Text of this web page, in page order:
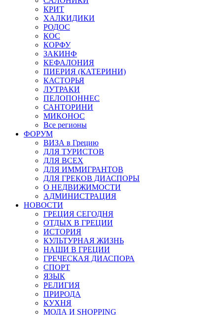
КРИТ
ХАЛКИДИКИ
РОДОС
КОС
КОРФУ
ЗАКИНФ
КЕФАЛОНИЯ
ПИЕРИЯ (КАТЕРИНИ)
КАСТОРЬЯ
ЛУТРАКИ
ПЕЛОПОННЕС
САНТОРИНИ
МИКОНОС
Все регионы
ФОРУМ
ВИЗА в Грецию
ДЛЯ ТУРИСТОВ
ДЛЯ ВСЕХ
ДЛЯ ИММИГРАНТОВ
ДЛЯ ГРЕКОВ ДИАСПОРЫ
О НЕДВИЖИМОСТИ
АДМИНИСТРАЦИЯ
НОВОСТИ
ГРЕЦИЯ СЕГОДНЯ
ОТДЫХ В ГРЕЦИИ
ИСТОРИЯ
КУЛЬТУРНАЯ ЖИЗНЬ
НАШИ В ГРЕЦИИ
ГРЕЧЕСКАЯ ДИАСПОРА
СПОРТ
ЯЗЫК
РЕЛИГИЯ
ПРИРОДА
КУХНЯ
МОДА И SHOPPING